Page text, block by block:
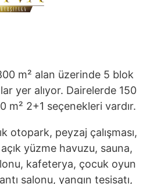
m² alan üzerinde 5 blok
yer alıyor. Dairelerde 150
m² 2+1 seçenekleri vardır.
otopark, peyzaj çalışması,
yüzme havuzu, sauna,
kafeterya, çocuk oyun
salonu, yangın tesisatı,